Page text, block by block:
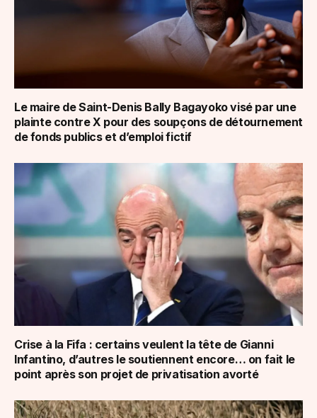
Le maire de Saint-Denis Bally Bagayoko visé par une
plainte contre X pour des soupçons de détournement
de fonds publics et d’emploi fictif
Crise à la Fifa : certains veulent la tête de Gianni
Infantino, d’autres le soutiennent encore… on fait le
point après son projet de privatisation avorté